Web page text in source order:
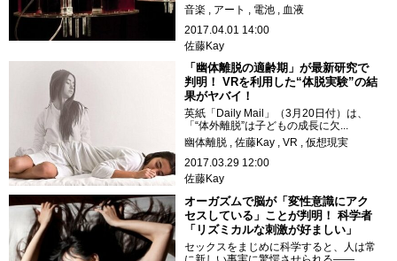
音楽
アート 電池
血液
2017.04.01 14:00
佐藤Kay
「幽体離脱の適齢期」が最新研究で
判明！ VRを利用した“体脱実験”の結
果がヤバイ！
英紙「Daily Mail」（3月20日付）は、
「“体外離脱”は子どもの成長に欠...
幽体離脱
佐藤Kay VR
仮想現実
2017.03.29 12:00
佐藤Kay
オーガズムで脳が「変性意識にアク
セスしている」ことが判明！ 科学者
「リズミカルな刺激が好ましい」
セックスをまじめに科学すると、人は常